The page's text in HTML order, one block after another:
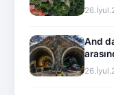
And